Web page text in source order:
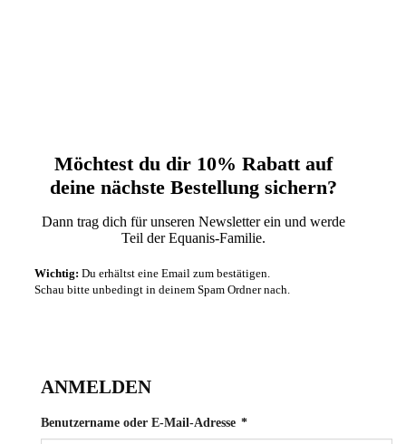
Möchtest du dir 10% Rabatt auf
deine nächste‬ Bestellung sichern?‬
Dann trag dich für unseren Newsletter ein und werde
Teil der Equanis-Familie.‬
Wichtig: Du erhältst eine Email zum bestätigen.
Schau bitte unbedingt in deinem Spam Ordner nach.
ANMELDEN
Benutzername oder E-Mail-Adresse *Erforderlich